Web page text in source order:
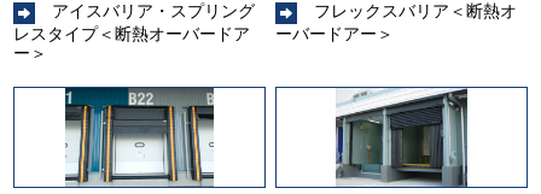
アイスバリア・スプリング
レスタイプ＜断熱オーバードア
ー＞
フレックスバリア＜断熱オ
ーバードアー＞